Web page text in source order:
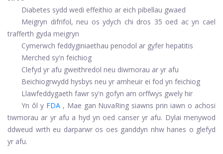
Diabetes sydd wedi effeithio ar eich pibellau gwaed
Meigryn difrifol, neu os ydych chi dros 35 oed ac yn cael
trafferth gyda meigryn
Cymerwch feddyginiaethau penodol ar gyfer hepatitis
Merched sy'n feichiog
Clefyd yr afu gweithredol neu diwmorau ar yr afu
Beichiogrwydd hysbys neu yr amheuir ei fod yn feichiog
Llawfeddygaeth fawr sy'n gofyn am orffwys gwely hir
Yn ôl y FDA , Mae gan NuvaRing siawns prin iawn o achosi
tiwmorau ar yr afu a hyd yn oed canser yr afu. Dylai menywod
ddweud wrth eu darparwr os oes ganddyn nhw hanes o glefyd
yr afu.